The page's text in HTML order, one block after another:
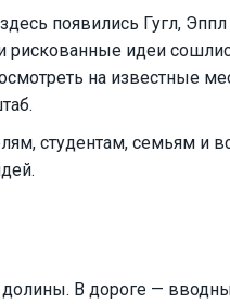
появились Гугл,
рискованные идеи
на известные
студентам, семьям и
В дороге —